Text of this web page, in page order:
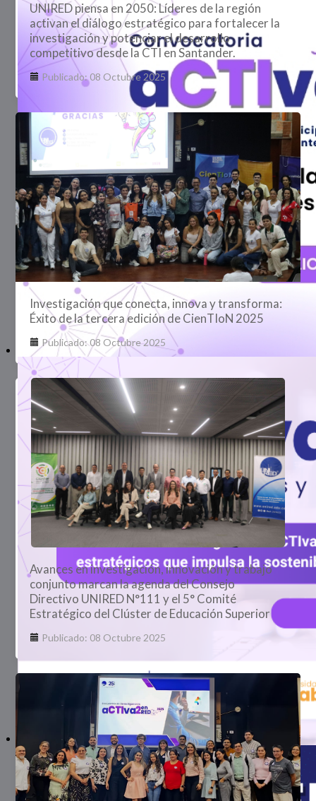
UNIRED piensa en 2050: Líderes de la región
activan el diálogo estratégico para fortalecer la
investigación y potenciar el desarrollo
competitivo desde la CTI en Santander.
Publicado: 08 Octubre 2025
Investigación que conecta, innova y transforma:
Éxito de la tercera edición de CienTIoN 2025
Publicado: 08 Octubre 2025
Avances en investigación, innovación y trabajo
conjunto marcan la agenda del Consejo
Directivo UNIRED N°111 y el 5° Comité
Estratégico del Clúster de Educación Superior
Publicado: 08 Octubre 2025